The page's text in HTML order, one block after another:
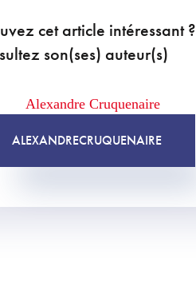
cet article intéressant ?
son(ses) auteur(s)
ALEXANDRECRUQUENAIRE